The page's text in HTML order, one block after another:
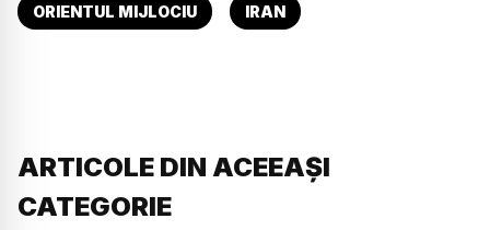
ORIENTUL MIJLOCIU IRAN
ARTICOLE DIN ACEEAȘI
CATEGORIE